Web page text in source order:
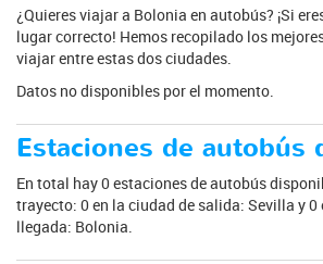
¿Quieres viajar a Bolonia en autobús? ¡Si
lugar correcto! Hemos recopilado los
viajar entre estas dos ciudades.
Datos no disponibles por el momento.
Estaciones de autobús
En total hay 0 estaciones de autobús
trayecto: 0 en la ciudad de salida: Sevilla y 0
llegada: Bolonia.